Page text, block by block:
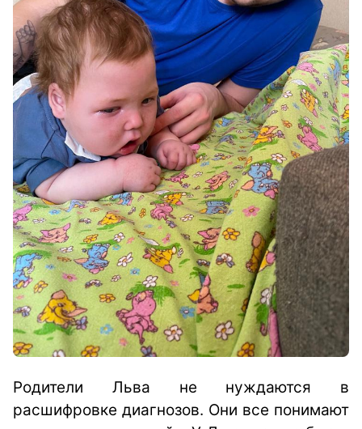
Родители Льва не нуждаются в
расшифровке диагнозов. Они все понимают